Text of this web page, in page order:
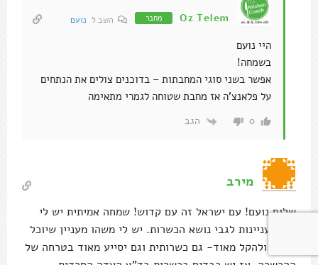
Oz Telem מחבר השב ל נועם
היי נועם
בשמחה!
אפשר בשני סוגי המחבתות – בדוכנים צולים את הנתחים
על פלאנצ'ה אז מחבת שטוחה לגמרי מתאימה
0 הגב
מירב
שלום נועם! עם ישראל זה עם קדוש! שמחה אמיתית יש לי
מההתעניינות לגבי נושא הכשרות. יש לי משהו מעניין שיוכל
לסייע ולהקל מאוד- גם כשרותית וגם יסייע מאוד בטרחה של